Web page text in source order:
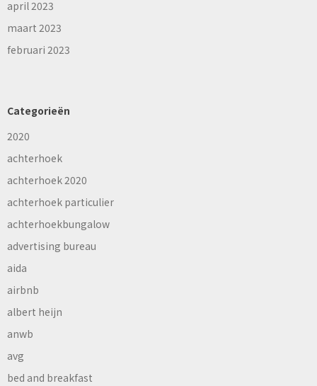
april 2023
maart 2023
februari 2023
Categorieën
2020
achterhoek
achterhoek 2020
achterhoek particulier
achterhoekbungalow
advertising bureau
aida
airbnb
albert heijn
anwb
avg
bed and breakfast